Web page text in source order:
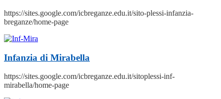
https://sites.google.com/icbreganze.edu.it/sito-plessi-infanzia-
breganze/home-page
Infanzia di Mirabella
https://sites.google.com/icbreganze.edu.it/sitoplessi-inf-
mirabella/home-page